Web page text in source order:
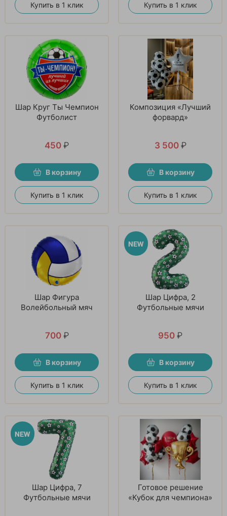
Купить в 1 клик Купить в 1 клик
Шар Круг Ты Чемпион
Футболист
450 ₽
В корзину
Купить в 1 клик
Композиция «Лучший
форвард»
3 500 ₽
В корзину
Купить в 1 клик
Шар Фигура
Волейбольный мяч
700 ₽
В корзину
Купить в 1 клик
Шар Цифра, 2
Футбольные мячи
950 ₽
В корзину
Купить в 1 клик
Шар Цифра, 7
Футбольные мячи
Готовое решение
«Кубок для чемпиона»